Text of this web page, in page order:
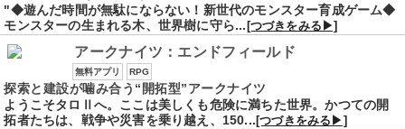
"◆遊んだ時間が無駄にならない！新世代のモンスター育成ゲーム◆
モンスターの生まれる木、世界樹に守ら... [つづきをみる▶]
アークナイツ：エンドフィールド
無料アプリ RPG
探索と建設が噛み合う“開拓型”アークナイツ
ようこそタロⅡへ。ここは美しくも危険に満ちた世界。かつての開
拓者たちは、戦争や災害を乗り越え、150...[つづきをみる▶]